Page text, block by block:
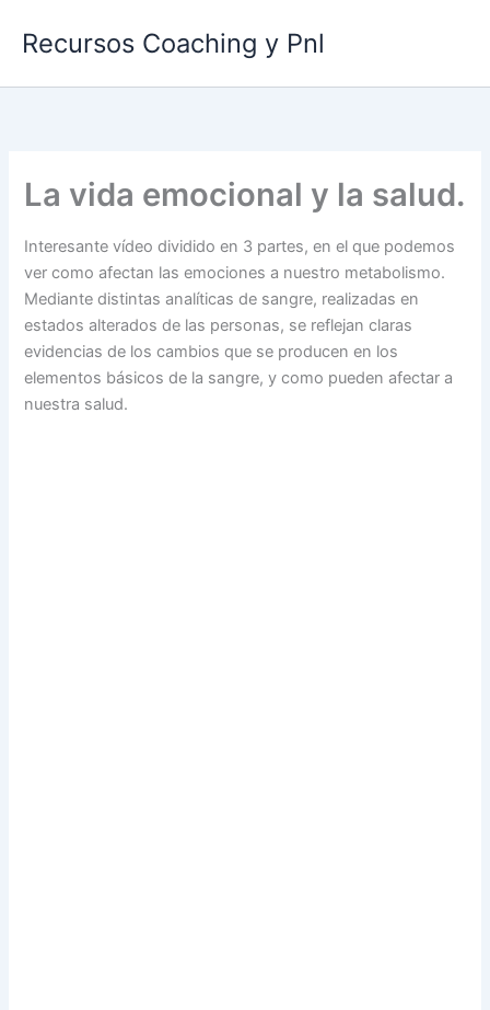
Recursos Coaching y Pnl
La vida emocional y la salud.
Interesante vídeo dividido en 3 partes, en el que podemos
ver como afectan las emociones a nuestro metabolismo.
Mediante distintas analíticas de sangre, realizadas en
estados alterados de las personas, se reflejan claras
evidencias de los cambios que se producen en los
elementos básicos de la sangre, y como pueden afectar a
nuestra salud.